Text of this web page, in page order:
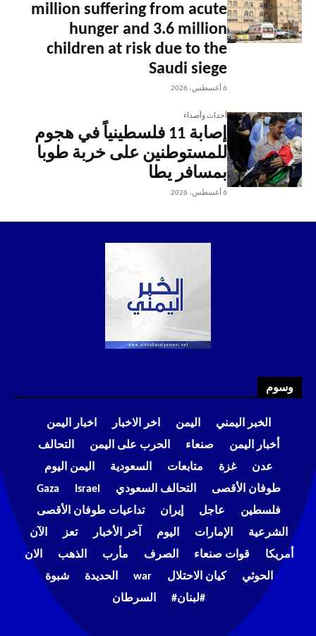
million suffering from acute
hunger and 3.6 million
children at risk due to the
Saudi siege
6 أغسطس، 2026
أحداث وأصداء
إصابة 11 فلسطينياً في هجوم
للمستوطنين على خربة طوبا
بمسافر يطا
6 أغسطس، 2026
وسوم
الخبر اليمني اليمن اخر الاخبار
اخبار اليمن
أخبار اليمن
صنعاء الحرب على اليمن
التحالف
عدن
غزة متابعات السعودية
اليمن اليوم
طوفان الأقصى
التحالف السعودي Israel
Gaza
فلسطين
عاجل إيران
تداعيات طوفان الأقصى
الشرعية
الإمارات اليوم آخر الأخبار تعز
الآن
أمريكا
قوات صنعاء الصرف مأرب الذهب
الان
الحوثي
كيان الاحتلال war الحديدة
شبوة
#لبنان#
السرطان